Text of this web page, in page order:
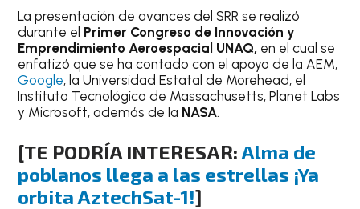
La presentación de avances del SRR se realizó
durante el Primer Congreso de Innovación y
Emprendimiento Aeroespacial UNAQ, en el cual se
enfatizó que se ha contado con el apoyo de la AEM,
Google, la Universidad Estatal de Morehead, el
Instituto Tecnológico de Massachusetts, Planet Labs
y Microsoft, además de la NASA.
[TE PODRÍA INTERESAR: Alma de
poblanos llega a las estrellas ¡Ya
orbita AztechSat-1!]